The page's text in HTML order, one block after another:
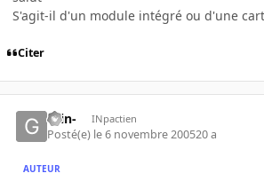
S'agit-il d'un module intégré ou d'une
Citer
-Gin- INpactien
Posté(e) le 6 novembre 200520 a
AUTEUR